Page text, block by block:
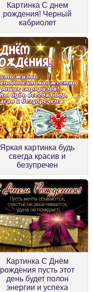
Картинка С днем
рождения! Черный
кабриолет
Яркая картинка будь
свегда красив и
безупречен
Картинка С Днём
рождения пусть этот
день будет полон
энергии и успеха